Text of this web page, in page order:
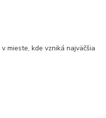
mieste, kde vzniká najväčšia